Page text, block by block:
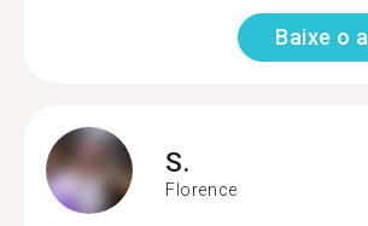
Baixe o
S.
Florence